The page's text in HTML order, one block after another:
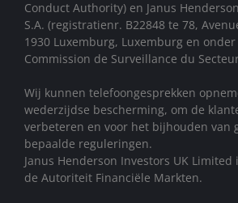
Conduct Authority) en Janus
S.A. (registratienr. B22848 te 78,
1930 Luxemburg, Luxemburg en
Commission de Surveillance du
Wij kunnen telefoongesprekken
wederzijdse bescherming, om de
verbeteren en voor het bijhouden van
bepaalde reguleringen.
Janus Henderson Investors UK
de Autoriteit Financiële Markten.